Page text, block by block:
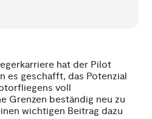
hat der Pilot
es geschafft, das Potenzial
voll
Grenzen beständig neu zu
wichtigen Beitrag dazu